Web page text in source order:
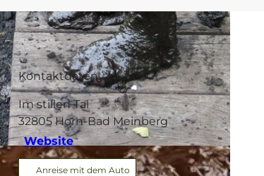
Kontaktdaten
Im stillen Tal
32805Horn-Bad Meinberg
Website
Anreise mit dem Auto